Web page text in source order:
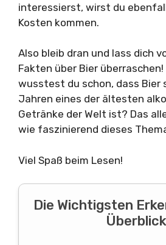
interessierst, wirst du
Kosten kommen.
Also bleib dran und lass dich
Fakten über Bier überraschen!
wusstest du schon, dass Bier
Jahren eines der ältesten
Getränke der Welt ist? Das
wie faszinierend dieses
Viel Spaß beim Lesen!
Die Wichtigsten
Überblick